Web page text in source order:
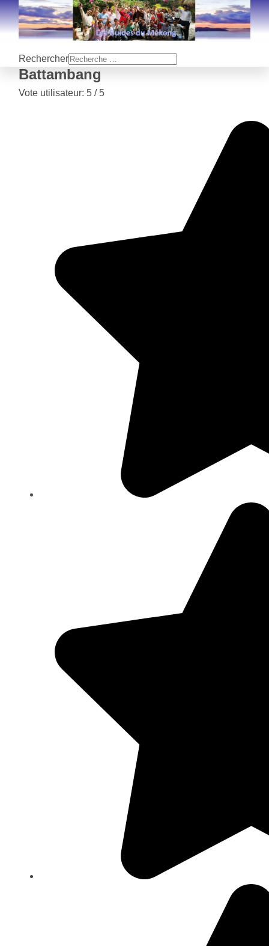
Rechercher
Battambang
Vote utilisateur: 5 / 5